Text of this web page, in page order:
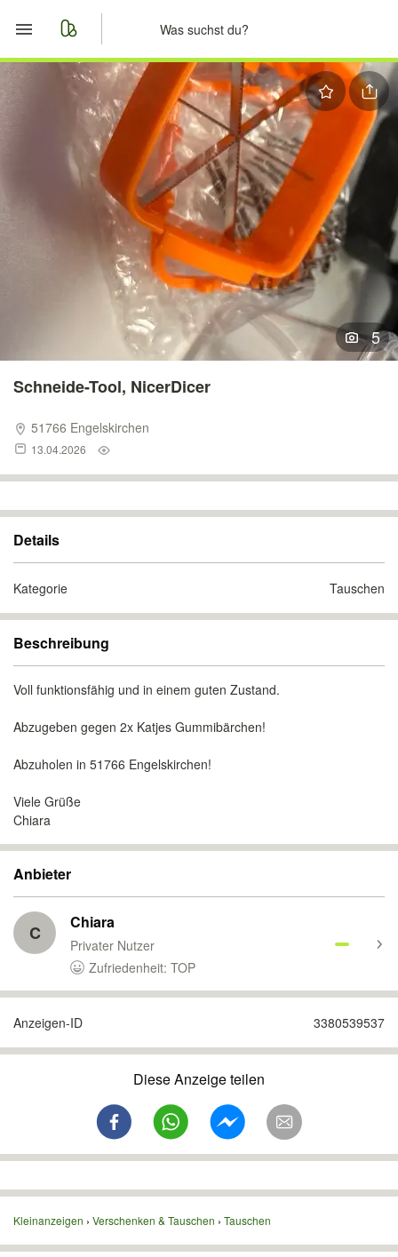
Start
Merkliste
Nachrichten
Anzeige aufgeben
5
Schneide-Tool, NicerDicer
51766 Engelskirchen
13.04.2026
Details
Kategorie Tauschen
Beschreibung
Voll funktionsfähig und in einem guten Zustand.
Abzugeben gegen 2x Katjes Gummibärchen!
Abzuholen in 51766 Engelskirchen!
Viele Grüße
Chiara
Anbieter
C Chiara
Privater Nutzer
Zufriedenheit: TOP
Anzeigen-ID 3380539537
Diese Anzeige teilen
Kleinanzeigen Verschenken & Tauschen Tauschen